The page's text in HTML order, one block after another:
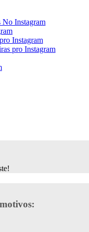
No Instagram
Instagram
pro Instagram